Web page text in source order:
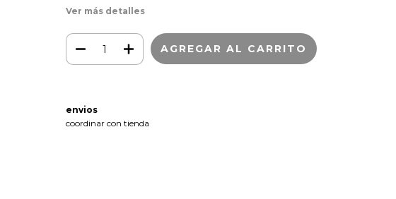
Ver más detalles
envios
coordinar con tienda